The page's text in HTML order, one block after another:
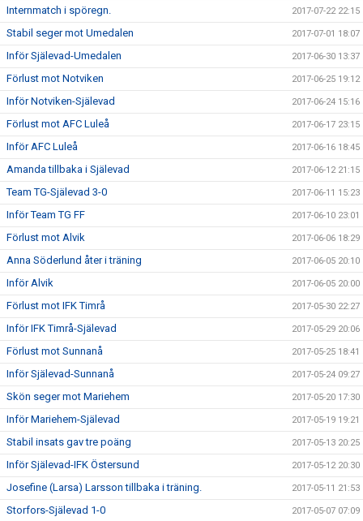
Internmatch i spöregn. 2017-07-22 22:15
Stabil seger mot Umedalen 2017-07-01 18:07
Inför Själevad-Umedalen 2017-06-30 13:37
Förlust mot Notviken 2017-06-25 19:12
Inför Notviken-Själevad 2017-06-24 15:16
Förlust mot AFC Luleå 2017-06-17 23:15
Inför AFC Luleå 2017-06-16 18:45
Amanda tillbaka i Själevad 2017-06-12 21:15
Team TG-Själevad 3-0 2017-06-11 15:23
Inför Team TG FF 2017-06-10 23:01
Förlust mot Alvik 2017-06-06 18:29
Anna Söderlund åter i träning 2017-06-05 20:10
Inför Alvik 2017-06-05 20:00
Förlust mot IFK Timrå 2017-05-30 22:27
Inför IFK Timrå-Själevad 2017-05-29 20:06
Förlust mot Sunnanå 2017-05-25 18:41
Inför Själevad-Sunnanå 2017-05-24 09:27
Skön seger mot Mariehem 2017-05-20 17:30
Inför Mariehem-Själevad 2017-05-19 19:21
Stabil insats gav tre poäng 2017-05-13 20:25
Inför Själevad-IFK Östersund 2017-05-12 20:30
Josefine (Larsa) Larsson tillbaka i träning. 2017-05-11 21:53
Storfors-Själevad 1-0 2017-05-07 07:09